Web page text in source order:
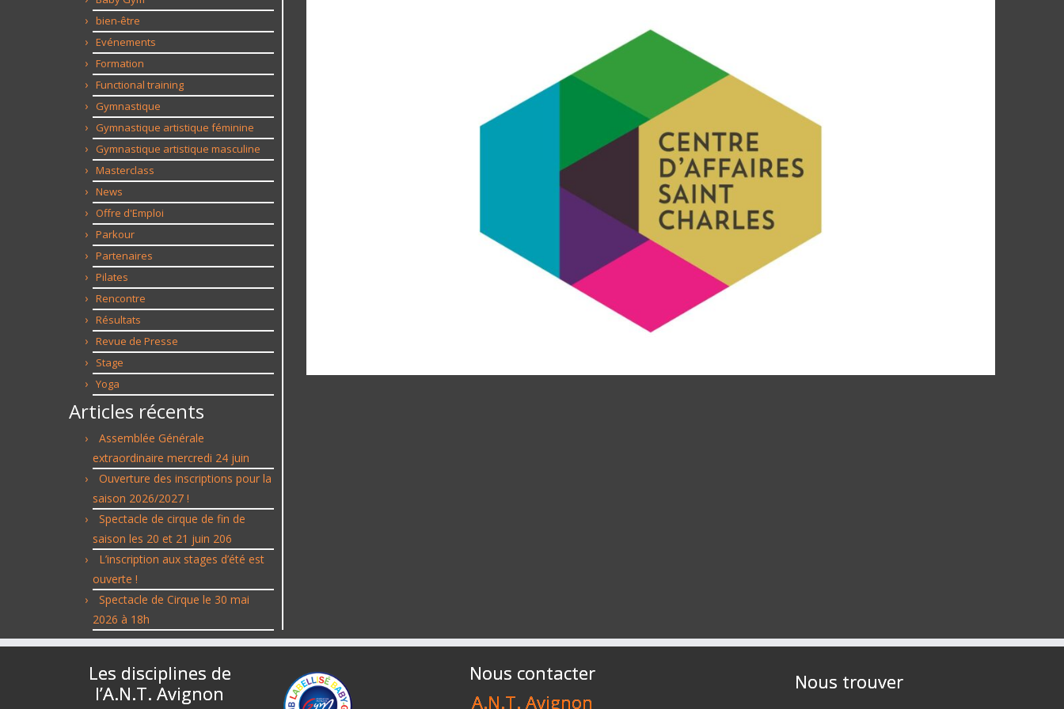
bien-être
Evénements
Formation
Functional training
Gymnastique
Gymnastique artistique féminine
Gymnastique artistique masculine
Masterclass
News
Offre d'Emploi
Parkour
Partenaires
Pilates
Rencontre
Résultats
Revue de Presse
Stage
Yoga
Articles récents
Assemblée Générale
extraordinaire mercredi 24 juin
Ouverture des inscriptions pour la
saison 2026/2027 !
Spectacle de cirque de fin de
saison les 20 et 21 juin 206
L’inscription aux stages d’été est
ouverte !
Spectacle de Cirque le 30 mai
2026 à 18h
Les disciplines de
l’A.N.T. Avignon
Nous contacter
A.N.T. Avignon
Nous trouver